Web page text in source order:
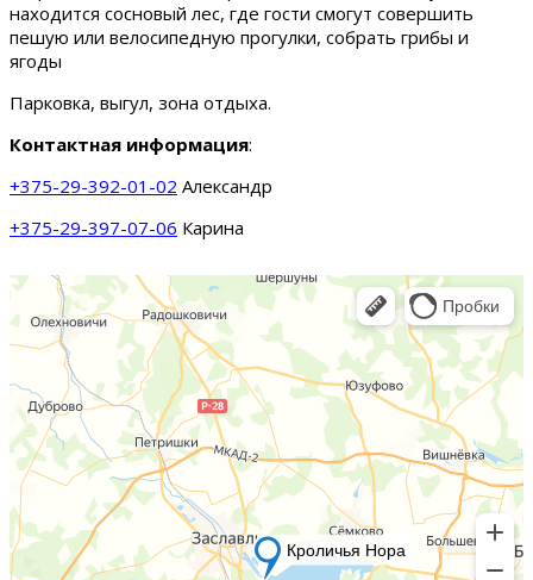
находится сосновый лес, где гости смогут совершить
пешую или велосипедную прогулки, собрать грибы и
ягоды
Парковка, выгул, зона отдыха.
Контактная информация:
+375-29-392-01-02 Александр
+375-29-397-07-06 Карина